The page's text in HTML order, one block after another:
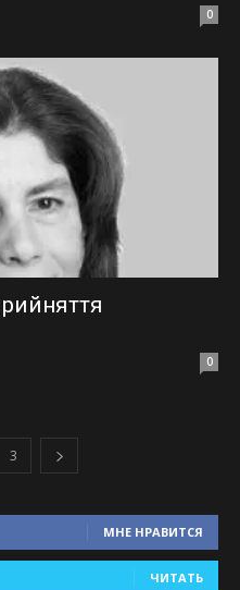
0
0
3
МНЕ НРАВИТСЯ
ЧИТАТЬ